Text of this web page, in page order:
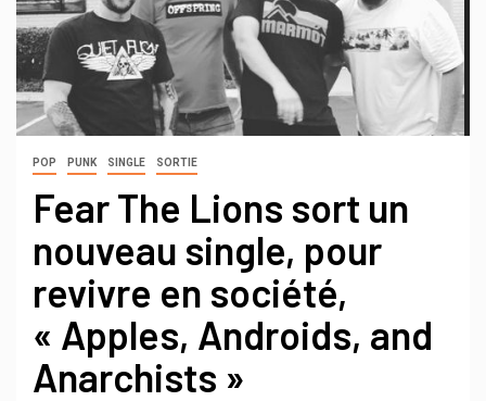
POP PUNK SINGLE SORTIE
Fear The Lions sort un
nouveau single, pour
revivre en société,
« Apples, Androids, and
Anarchists »